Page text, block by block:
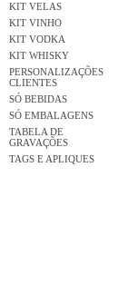
KIT VELAS
KIT VINHO
KIT VODKA
KIT WHISKY
PERSONALIZAÇÕES
CLIENTES
SÓ BEBIDAS
SÓ EMBALAGENS
TABELA DE
GRAVAÇÕES
TAGS E APLIQUES